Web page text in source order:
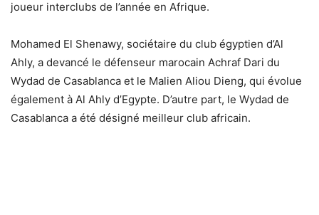
joueur interclubs de l’année en Afrique.
Mohamed El Shenawy, sociétaire du club égyptien d’Al
Ahly, a devancé le défenseur marocain Achraf Dari du
Wydad de Casablanca et le Malien Aliou Dieng, qui évolue
également à Al Ahly d’Egypte. D’autre part, le Wydad de
Casablanca a été désigné meilleur club africain.